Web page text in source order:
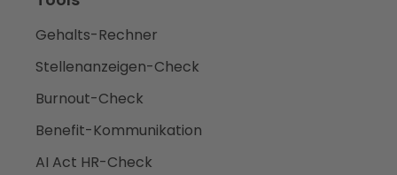
Gehalts-Rechner
Stellenanzeigen-Check
Burnout-Check
Benefit-Kommunikation
AI Act HR-Check